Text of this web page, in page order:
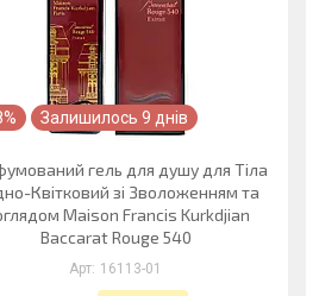
Залишилось 9 днів
гель для душу для Тіла
Квітковий зі Зволоженням та
Maison Francis Kurkdjian
Baccarat Rouge 540
16113-01